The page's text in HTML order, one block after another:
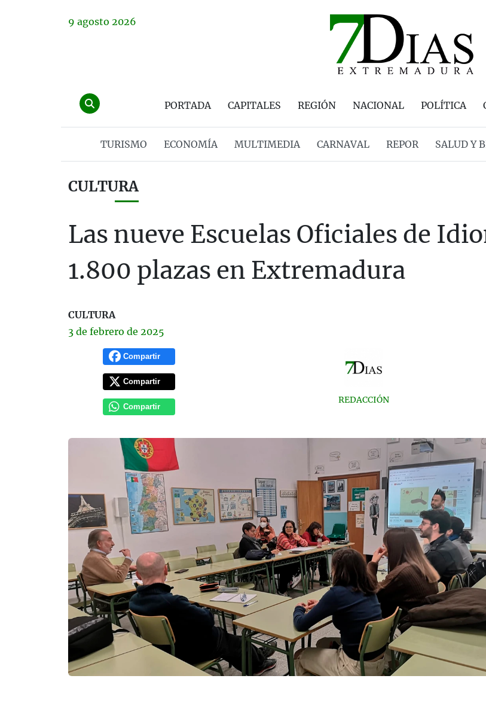
9 agosto 2026
PORTADA CAPITALES REGIÓN NACIONAL POLÍTICA
TURISMO ECONOMÍA MULTIMEDIA CARNAVAL REPOR SALUD Y
CULTURA
Las nueve Escuelas Oficiales de
1.800 plazas en Extremadura
CULTURA
3 de febrero de 2025
Compartir
Compartir
Compartir
REDACCIÓN